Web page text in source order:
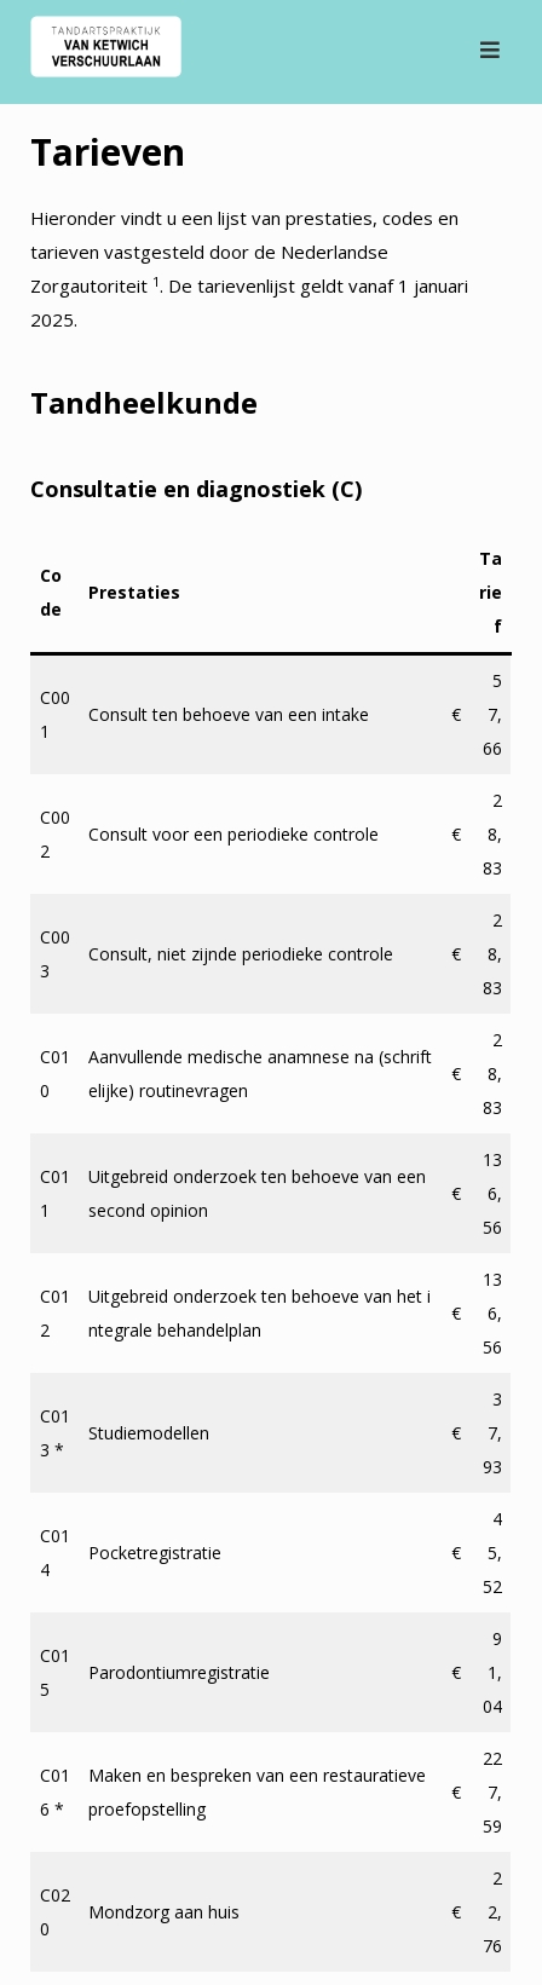
Tarieven
Hieronder vindt u een lijst van prestaties, codes en
tarieven vastgesteld door de Nederlandse
Zorgautoriteit 1. De tarievenlijst geldt vanaf 1 januari
2025.
Tandheelkunde
Consultatie en diagnostiek (C)
Co
de
Prestaties
Ta
rie
f
C00
1
Consult ten behoeve van een intake €
5
7,
66
C00
2
Consult voor een periodieke controle €
2
8,
83
C00
3
Consult, niet zijnde periodieke controle €
2
8,
83
C01
0
Aanvullende medische anamnese na (schrift
elijke) routinevragen
€
2
8,
83
C01
1
Uitgebreid onderzoek ten behoeve van een
second opinion
€
13
6,
56
C01
2
Uitgebreid onderzoek ten behoeve van het i
ntegrale behandelplan
€
13
6,
56
C01
3 *
Studiemodellen €
3
7,
93
C01
4
Pocketregistratie €
4
5,
52
C01
5
Parodontiumregistratie €
9
1,
04
C01
6 *
Maken en bespreken van een restauratieve
proefopstelling
€
22
7,
59
C02
0
Mondzorg aan huis €
2
2,
76